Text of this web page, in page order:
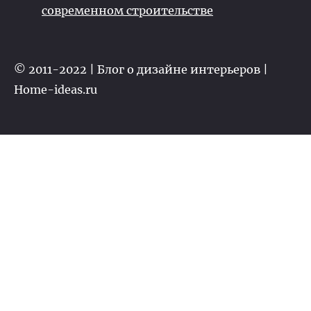
современном строительстве
© 2011-2022 | Блог о дизайне интерьеров |
Home-ideas.ru